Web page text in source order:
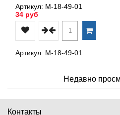
Артикул: М-18-49-01
34 руб
Артикул: М-18-49-01
Недавно
Контакты